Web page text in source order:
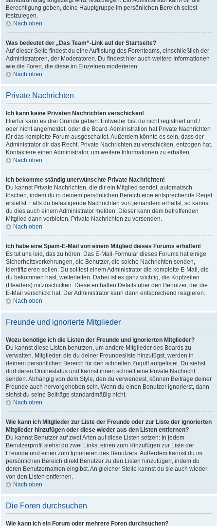
Berechtigung geben, deine Hauptgruppe im persönlichen Bereich selbst
festzulegen.
Nach oben
Was bedeutet der „Das Team“-Link auf der Startseite?
Auf dieser Seite findest du eine Auflistung des Forenteams, einschließlich der
Administratoren, der Moderatoren. Du findest hier auch weitere Informationen
wie die Foren, die diese im Einzelnen moderieren.
Nach oben
Private Nachrichten
Ich kann keine Privaten Nachrichten verschicken!
Hierfür kann es drei Gründe geben: Entweder bist du nicht registriert und /
oder nicht angemeldet, oder die Board-Administration hat Private Nachrichten
für das komplette Forum ausgeschaltet. Außerdem könnte es sein, dass der
Administrator dir das Recht, Private Nachrichten zu verschicken, entzogen hat.
Kontaktiere einen Administrator, um weitere Informationen zu erhalten.
Nach oben
Ich bekomme ständig unerwünschte Private Nachrichten!
Du kannst Private Nachrichten, die dir ein Mitglied sendet, automatisch
löschen, indem du in deinem persönlichen Bereich eine entsprechende Regel
erstellst. Falls du belästigende Nachrichten von jemandem erhältst, so kannst
du dies auch einem Administrator melden. Dieser kann dem betreffenden
Mitglied dann verbieten, Private Nachrichten zu versenden.
Nach oben
Ich habe eine Spam-E-Mail von einem Mitglied dieses Forums erhalten!
Es tut uns leid, das zu hören. Das E-Mail-Formular dieses Forums hat einige
Sicherheitsvorkehrungen, die Benutzer, die solche Nachrichten senden,
identifizieren sollen. Du solltest einem Administrator die komplette E-Mail, die
du bekommen hast, weiterleiten. Dabei ist es ganz wichtig, die Kopfzeilen
(Headers) mitzuschicken. Diese enthalten Details über den Benutzer, der die
E-Mail verschickt hat. Der Administrator kann dann entsprechend reagieren.
Nach oben
Freunde und ignorierte Mitglieder
Wozu benötige ich die Listen der Freunde und ignorierten Mitglieder?
Du kannst diese Listen benutzen, um andere Mitglieder des Boards zu
verwalten. Mitglieder, die du deiner Freundesliste hinzufügst, werden in
deinem persönlichen Bereich für den schnellen Zugriff aufgelistet. Du siehst
dort deren Onlinestatus und kannst ihnen schnell eine Private Nachricht
senden. Abhängig von dem Style, den du verwendest, können Beiträge deiner
Freunde auch hervorgehoben sein. Wenn du einen Benutzer ignorierst, dann
siehst du seine Beiträge standardmäßig nicht.
Nach oben
Wie kann ich Mitglieder zur Liste der Freunde oder zur Liste der ignorierten
Mitglieder hinzufügen oder diese wieder aus den Listen entfernen?
Du kannst Benutzer auf zwei Arten auf diese Listen setzen: In jedem
Benutzerprofil siehst du zwei Links: einen zum Hinzufügen zur Liste der
Freunde und einen zum Ignorieren des Benutzers. Außerdem kannst du im
persönlichen Bereich direkt Benutzer zu den Listen hinzufügen, indem du
deren Benutzernamen eingibst. An gleicher Stelle kannst du sie auch wieder
von den Listen entfernen.
Nach oben
Die Foren durchsuchen
Wie kann ich ein Forum oder mehrere Foren durchsuchen?